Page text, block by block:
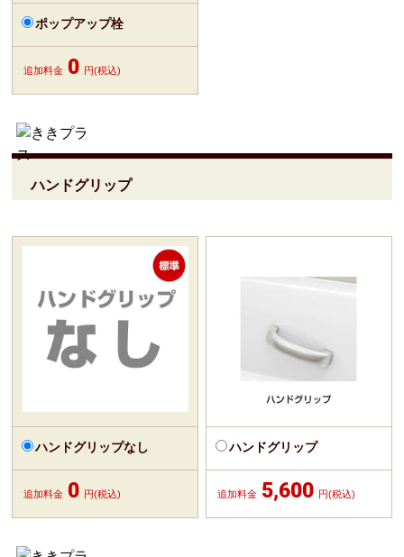
ポップアップ栓
追加料金 0 円(税込)
ハンドグリップ
ハンドグリップなし
追加料金 0 円(税込)
ハンドグリップ
追加料金 5,600 円(税込)